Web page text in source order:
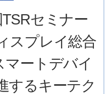
ム
リ
ー
セミナー
スプレイ総合
マートデバイ
するキーテク